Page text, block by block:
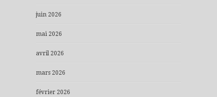
juin 2026
mai 2026
avril 2026
mars 2026
février 2026